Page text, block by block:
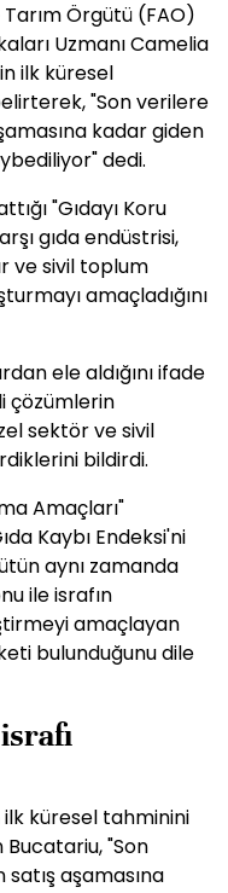
Örgütü (FAO)
Uzmanı Camelia
ilk küresel
"Son verilere
kadar giden
dedi.
"Gıdayı Koru
gıda endüstrisi,
ve sivil toplum
amaçladığını
ele aldığını ifade
çözümlerin
sektör ve sivil
bildirdi.
Amaçları"
Kaybı Endeksi'ni
aynı zamanda
ile israfın
amaçlayan
bulunduğunu dile
ilk küresel tahminini
Bucatariu, "Son
aşamasına